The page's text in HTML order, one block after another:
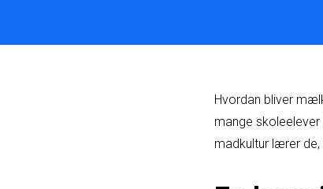
Hvordan bliver
mange
madkultur lærer